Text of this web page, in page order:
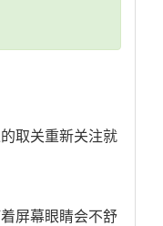
取关重新关注就
屏幕眼睛会不舒